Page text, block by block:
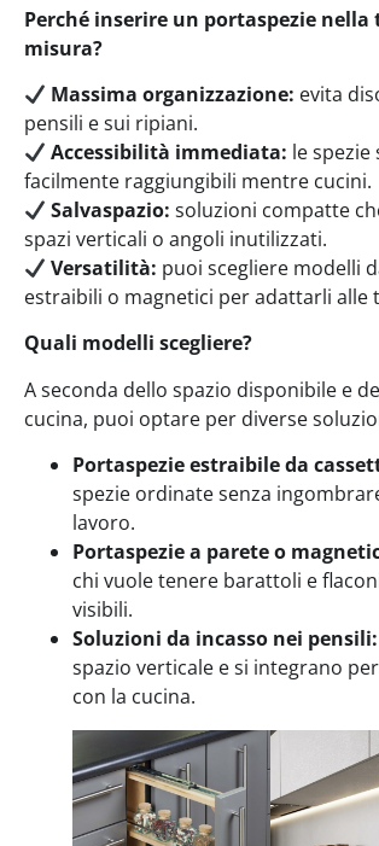
Perché inserire un portaspezie nella
misura?
Massima organizzazione: evita
pensili e sui ripiani.
Accessibilità immediata: le spezie
facilmente raggiungibili mentre cucini.
Salvaspazio: soluzioni compatte
spazi verticali o angoli inutilizzati.
Versatilità: puoi scegliere modelli
estraibili o magnetici per adattarli alle
Quali modelli scegliere?
A seconda dello spazio disponibile e
cucina, puoi optare per diverse
Portaspezie estraibile da
spezie ordinate senza
lavoro.
Portaspezie a parete o
chi vuole tenere barattoli e
visibili.
Soluzioni da incasso nei pensili:
spazio verticale e si integrano
con la cucina.